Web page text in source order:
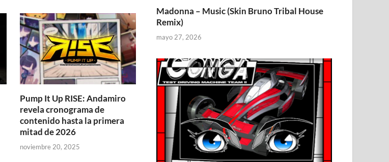
Pump It Up RISE: Andamiro
revela cronograma de
contenido hasta la primera
mitad de 2026
noviembre 20, 2025
Madonna – Music (Skin Bruno Tribal House
Remix)
mayo 27, 2026